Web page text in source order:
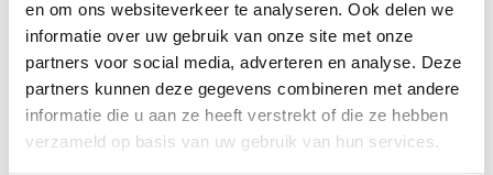
en om ons websiteverkeer te analyseren. Ook delen we
informatie over uw gebruik van onze site met onze
partners voor social media, adverteren en analyse. Deze
partners kunnen deze gegevens combineren met andere
informatie die u aan ze heeft verstrekt of die ze hebben
verzameld op basis van uw gebruik van hun services.